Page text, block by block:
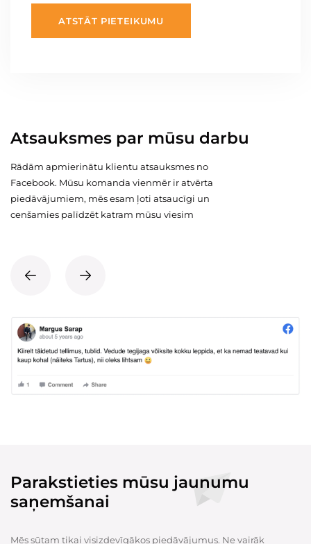
ATSTĀT PIETEIKUMU
Atsauksmes par mūsu darbu
Rādām apmierinātu klientu atsauksmes no
Facebook. Mūsu komanda vienmēr ir atvērta
piedāvājumiem, mēs esam ļoti atsaucīgi un
cenšamies palīdzēt katram mūsu viesim
Parakstieties mūsu jaunumu
saņemšanai
Mēs sūtam tikai visizdevīgākos piedāvājumus. Ne vairāk